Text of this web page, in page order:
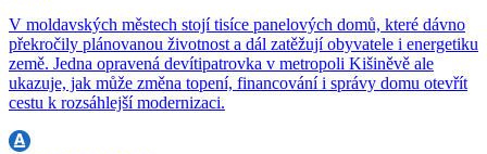
V moldavských městech stojí tisíce panelových domů, které dávno
překročily plánovanou životnost a dál zatěžují obyvatele i energetiku
země. Jedna opravená devítipatrovka v metropoli Kišiněvě ale
ukazuje, jak může změna topení, financování i správy domu otevřít
cestu k rozsáhlejší modernizaci.